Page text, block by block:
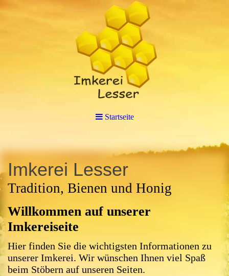
Startseite
Imkerei Lesser
Tradition, Bienen und Honig
Willkommen auf unserer
Imkereiseite
Hier finden Sie die wichtigsten Informationen zu
unserer Imkerei. Wir wünschen Ihnen viel Spaß
beim Stöbern auf unseren Seiten.